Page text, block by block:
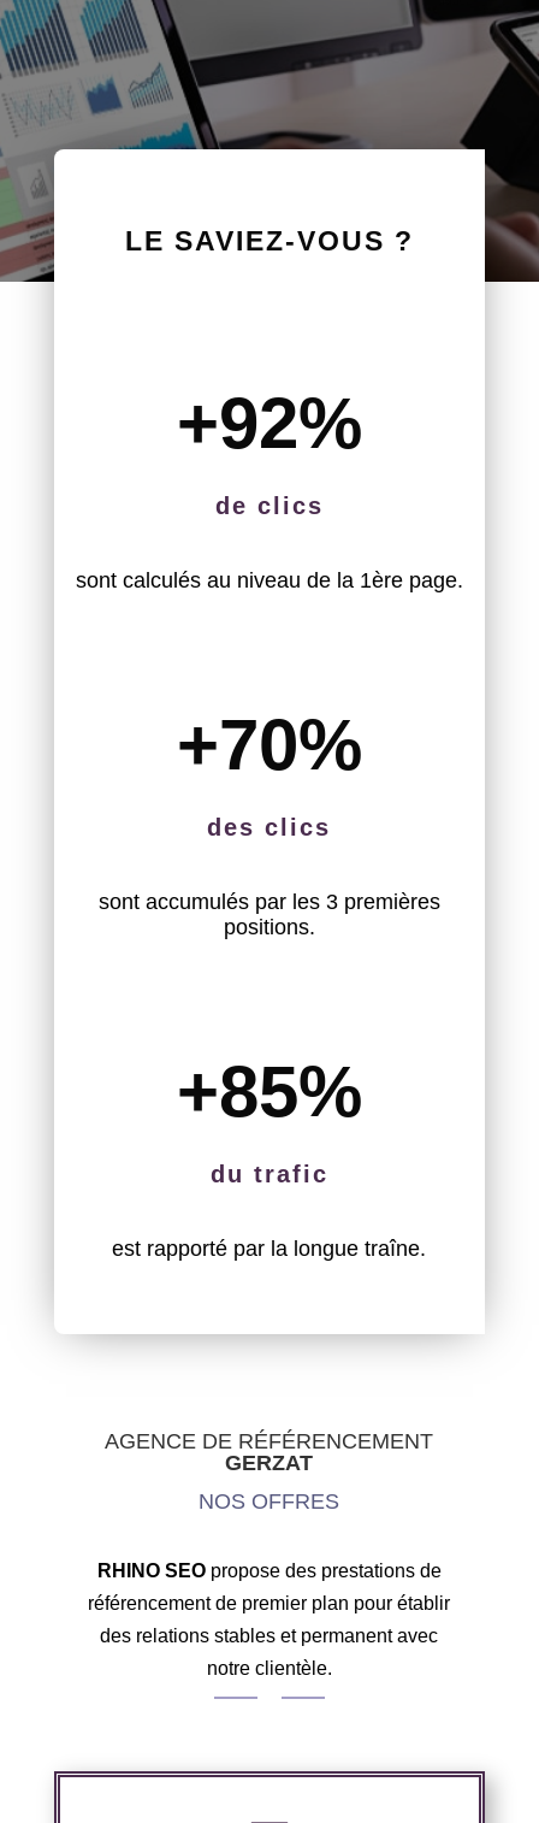
LE SAVIEZ-VOUS ?
+92%
de clics
sont calculés au niveau de la 1ère page.
+70%
des clics
sont accumulés par les 3 premières
positions.
+85%
du trafic
est rapporté par la longue traîne.
AGENCE DE RÉFÉRENCEMENT
GERZAT
NOS OFFRES
RHINO SEOpropose des prestations de
référencement de premier plan pour établir
des relations stables et permanent avec
notre clientèle.